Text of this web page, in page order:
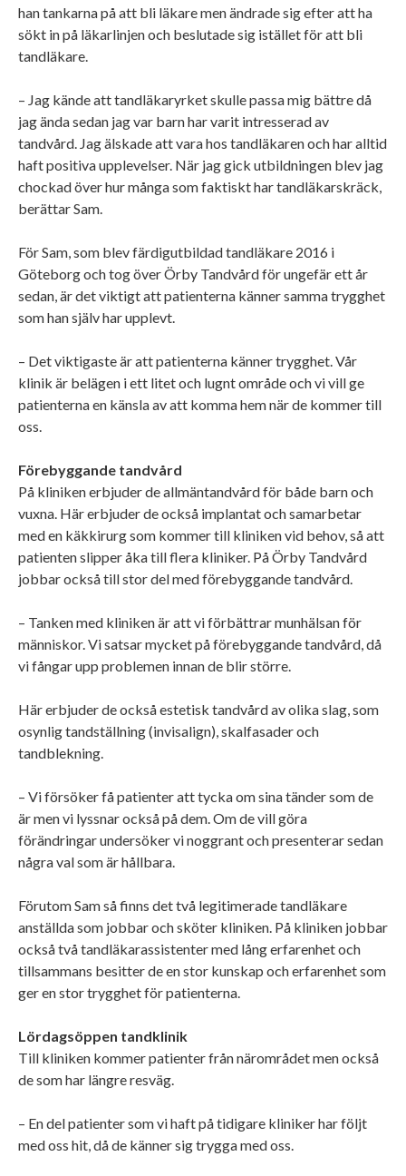
han tankarna på att bli läkare men ändrade sig efter att ha
sökt in på läkarlinjen och beslutade sig istället för att bli
tandläkare.
– Jag kände att tandläkaryrket skulle passa mig bättre då
jag ända sedan jag var barn har varit intresserad av
tandvård. Jag älskade att vara hos tandläkaren och har alltid
haft positiva upplevelser. När jag gick utbildningen blev jag
chockad över hur många som faktiskt har tandläkarskräck,
berättar Sam.
För Sam, som blev färdigutbildad tandläkare 2016 i
Göteborg och tog över Örby Tandvård för ungefär ett år
sedan, är det viktigt att patienterna känner samma trygghet
som han själv har upplevt.
– Det viktigaste är att patienterna känner trygghet. Vår
klinik är belägen i ett litet och lugnt område och vi vill ge
patienterna en känsla av att komma hem när de kommer till
oss.
Förebyggande tandvård
På kliniken erbjuder de allmäntandvård för både barn och
vuxna. Här erbjuder de också implantat och samarbetar
med en käkkirurg som kommer till kliniken vid behov, så att
patienten slipper åka till flera kliniker. På Örby Tandvård
jobbar också till stor del med förebyggande tandvård.
– Tanken med kliniken är att vi förbättrar munhälsan för
människor. Vi satsar mycket på förebyggande tandvård, då
vi fångar upp problemen innan de blir större.
Här erbjuder de också estetisk tandvård av olika slag, som
osynlig tandställning (invisalign), skalfasader och
tandblekning.
– Vi försöker få patienter att tycka om sina tänder som de
är men vi lyssnar också på dem. Om de vill göra
förändringar undersöker vi noggrant och presenterar sedan
några val som är hållbara.
Förutom Sam så finns det två legitimerade tandläkare
anställda som jobbar och sköter kliniken. På kliniken jobbar
också två tandläkarassistenter med lång erfarenhet och
tillsammans besitter de en stor kunskap och erfarenhet som
ger en stor trygghet för patienterna.
Lördagsöppen tandklinik
Till kliniken kommer patienter från närområdet men också
de som har längre resväg.
– En del patienter som vi haft på tidigare kliniker har följt
med oss hit, då de känner sig trygga med oss.